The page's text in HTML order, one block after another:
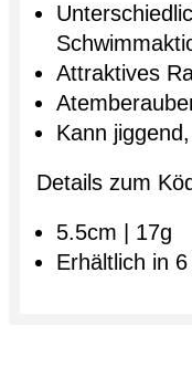
Attraktives
Kann
Details zum
5.5cm | 17g
Erhältlich in